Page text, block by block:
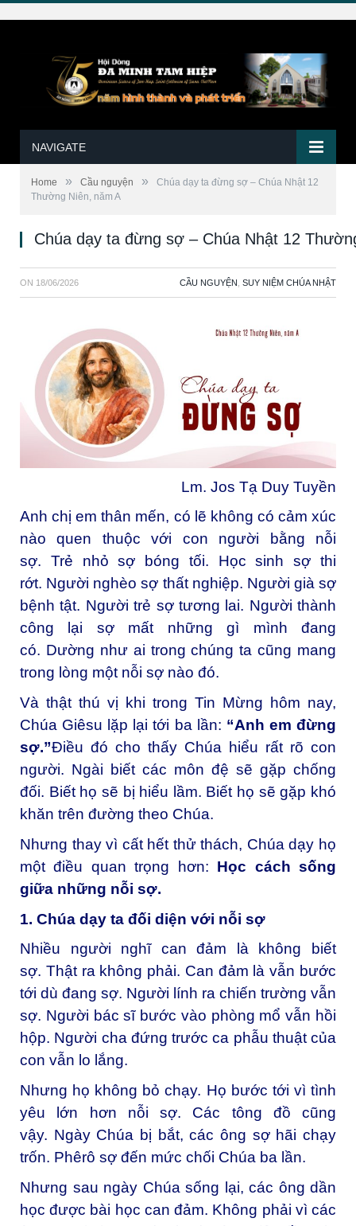
NAVIGATE
Home » Cầu nguyện »
Chúa dạy ta đừng sợ – Chúa Nhật 12
Thường Niên, năm A
Chúa dạy ta đừng sợ – Chúa Nhật 12
ON 18/06/2026 CẦU NGUYỆN SUY NIỆM CHÚA NHẬT
Lm. Jos Tạ Duy Tuyền
Anh chị em thân mến, có lẽ không có cảm xúc
nào quen thuộc với con người bằng nỗi
sợ. Trẻ nhỏ sợ bóng tối. Học sinh sợ thi
rớt. Người nghèo sợ thất nghiệp. Người già sợ
bệnh tật. Người trẻ sợ tương lai. Người thành
công lại sợ mất những gì mình đang
có. Dường như ai trong chúng ta cũng mang
trong lòng một nỗi sợ nào đó.
Và thật thú vị khi trong Tin Mừng hôm nay,
Chúa Giêsu lặp lại tới ba lần: “Anh em đừng
sợ.”Điều đó cho thấy Chúa hiểu rất rõ con
người. Ngài biết các môn đệ sẽ gặp chống
đối. Biết họ sẽ bị hiểu lầm. Biết họ sẽ gặp khó
khăn trên đường theo Chúa.
Nhưng thay vì cất hết thử thách, Chúa dạy họ
một điều quan trọng hơn: Học cách sống
giữa những nỗi sợ.
1. Chúa dạy ta đối diện với nỗi sợ
Nhiều người nghĩ can đảm là không biết
sợ. Thật ra không phải. Can đảm là vẫn bước
tới dù đang sợ. Người lính ra chiến trường vẫn
sợ. Người bác sĩ bước vào phòng mổ vẫn hồi
hộp. Người cha đứng trước ca phẫu thuật của
con vẫn lo lắng.
Nhưng họ không bỏ chạy. Họ bước tới vì tình
yêu lớn hơn nỗi sợ. Các tông đồ cũng
vậy. Ngày Chúa bị bắt, các ông sợ hãi chạy
trốn. Phêrô sợ đến mức chối Chúa ba lần.
Nhưng sau ngày Chúa sống lại, các ông dần
học được bài học can đảm. Không phải vì các